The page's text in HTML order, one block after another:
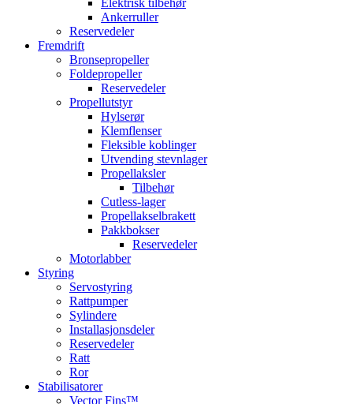
Elektrisk tilbehør
Ankerruller
Reservedeler
Fremdrift
Bronsepropeller
Foldepropeller
Reservedeler
Propellutstyr
Hylserør
Klemflenser
Fleksible koblinger
Utvending stevnlager
Propellaksler
Tilbehør
Cutless-lager
Propellakselbrakett
Pakkbokser
Reservedeler
Motorlabber
Styring
Servostyring
Rattpumper
Sylindere
Installasjonsdeler
Reservedeler
Ratt
Ror
Stabilisatorer
Vector Fins™